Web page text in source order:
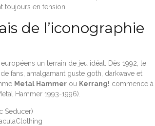
toujours en tension.
de l’iconographie
un terrain de jeu idéal. Dès 1992, le
fans, amalgamant guste goth, darkwave et
Metal Hammer ou Kerrang! commence à
Hammer 1993-1996).
Seducer)